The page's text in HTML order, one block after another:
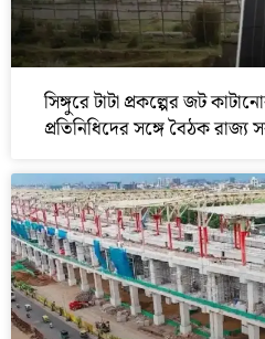
সিঙ্গুরে টাটা প্রকল্পের জট
প্রতিনিধিদের সঙ্গে বৈঠক রাজ্য